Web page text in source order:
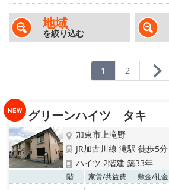
保証人不要物件
初期費用リーズナブル物件
地域から探す
地図から探す
地域
を絞り込む
1 2
グリーンハイツ タキ
加東市上滝野
JR加古川線 滝駅 徒歩5分
ハイツ 2階建 築33年
階 家賃/共益費 敷金/礼金